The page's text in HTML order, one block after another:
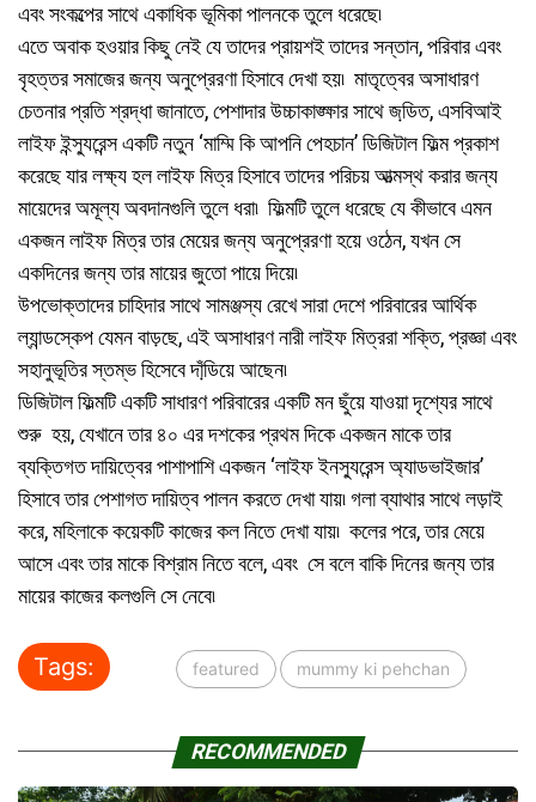
এবং সংকল্পের সাথে একাধিক ভূমিকা পালনকে তুলে ধরেছে৷
এতে অবাক হওয়ার কিছু নেই যে তাদের প্রায়শই তাদের সন্তান, পরিবার এবং
বৃহত্তর সমাজের জন্য অনুপ্রেরণা হিসাবে দেখা হয়৷ মাতৃত্বের অসাধারণ
চেতনার প্রতি শ্রদ্ধা জানাতে, পেশাদার উচ্চাকাঙ্ক্ষার সাথে জডি়ত, এসবিআই
লাইফ ইন্সু্যরেন্স একটি নতুন ‘মাম্মি কি আপনি পেহচান’ ডিজিটাল ফিল্ম প্রকাশ
করেছে যার লক্ষ্য হল লাইফ মিত্র হিসাবে তাদের পরিচয় আত্মস্থ করার জন্য
মায়েদের অমূল্য অবদানগুলি তুলে ধরা৷ ফিল্মটি তুলে ধরেছে যে কীভাবে এমন
একজন লাইফ মিত্র তার মেয়ের জন্য অনুপ্রেরণা হয়ে ওঠেন, যখন সে
একদিনের জন্য তার মায়ের জুতো পায়ে দিয়ে৷
উপভোক্তাদের চাহিদার সাথে সামঞ্জস্য রেখে সারা দেশে পরিবারের আর্থিক
ল্যান্ডস্কেপ যেমন বাড়ছে, এই অসাধারণ নারী লাইফ মিত্ররা শক্তি, প্রজ্ঞা এবং
সহানুভূতির স্তম্ভ হিসেবে দাঁডি়য়ে আছেন৷
ডিজিটাল ফিল্মটি একটি সাধারণ পরিবারের একটি মন ছুঁয়ে যাওয়া দৃশ্যের সাথে
শুরু হয়, যেখানে তার ৪০ এর দশকের প্রথম দিকে একজন মাকে তার
ব্যক্তিগত দায়িত্বের পাশাপাশি একজন ‘লাইফ ইনসু্যরেন্স অ্যাডভাইজার’
হিসাবে তার পেশাগত দায়িত্ব পালন করতে দেখা যায়৷ গলা ব্যাথার সাথে লড়াই
করে, মহিলাকে কয়েকটি কাজের কল নিতে দেখা যায়৷ কলের পরে, তার মেয়ে
আসে এবং তার মাকে বিশ্রাম নিতে বলে, এবং সে বলে বাকি দিনের জন্য তার
মায়ের কাজের কলগুলি সে নেবে৷
Tags: featured mummy ki pehchan
RECOMMENDED